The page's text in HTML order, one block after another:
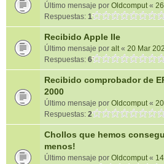
Último mensaje por Oldcomput«
Respuestas: 1
Recibido Apple IIe
Último mensaje por alt« 20 Mar
Respuestas: 6
Recibido comprobador de
2000
Último mensaje por Oldcomput«
Respuestas: 2
Chollos que hemos
menos!
Último mensaje por Oldcomput«